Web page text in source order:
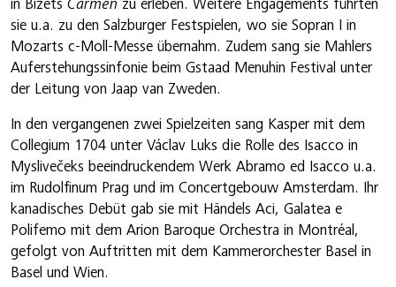
in Bizets Carmen zu erleben. Weitere Engagements führten
sie u.a. zu den Salzburger Festspielen, wo sie Sopran I in
Mozarts c-Moll-Messe übernahm. Zudem sang sie Mahlers
Auferstehungssinfonie beim Gstaad Menuhin Festival unter
der Leitung von Jaap van Zweden.
In den vergangenen zwei Spielzeiten sang Kasper mit dem
Collegium 1704 unter Václav Luks die Rolle des Isacco in
Myslivečeks beeindruckendem Werk Abramo ed Isacco u.a.
im Rudolfinum Prag und im Concertgebouw Amsterdam. Ihr
kanadisches Debüt gab sie mit Händels Aci, Galatea e
Polifemo mit dem Arion Baroque Orchestra in Montréal,
gefolgt von Auftritten mit dem Kammerorchester Basel in
Basel und Wien.